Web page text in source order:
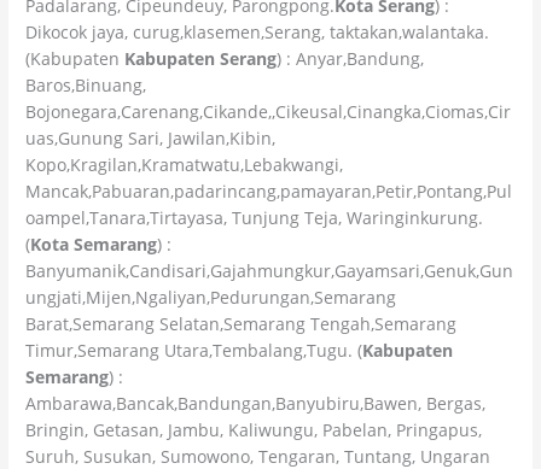
Padalarang, Cipeundeuy, Parongpong. Kota Serang) :
Dikocok jaya, curug,klasemen,Serang, taktakan,walantaka.
(Kabupaten Kabupaten Serang) : Anyar,Bandung,
Baros,Binuang,
Bojonegara,Carenang,Cikande,,Cikeusal,Cinangka,Ciomas,Cir
uas,Gunung Sari, Jawilan,Kibin,
Kopo,Kragilan,Kramatwatu,Lebakwangi,
Mancak,Pabuaran,padarincang,pamayaran,Petir,Pontang,Pul
oampel,Tanara,Tirtayasa, Tunjung Teja, Waringinkurung.
(Kota Semarang) :
Banyumanik,Candisari,Gajahmungkur,Gayamsari,Genuk,Gun
ungjati,Mijen,Ngaliyan,Pedurungan,Semarang
Barat,Semarang Selatan,Semarang Tengah,Semarang
Timur,Semarang Utara,Tembalang,Tugu. (Kabupaten
Semarang) :
Ambarawa,Bancak,Bandungan,Banyubiru,Bawen, Bergas,
Bringin, Getasan, Jambu, Kaliwungu, Pabelan, Pringapus,
Suruh, Susukan, Sumowono, Tengaran, Tuntang, Ungaran